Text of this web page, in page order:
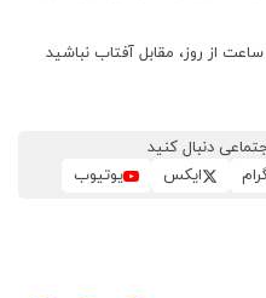
از روز، مقابل آفتاب نباشید
دنبال کنید
ایکس یوتیوب